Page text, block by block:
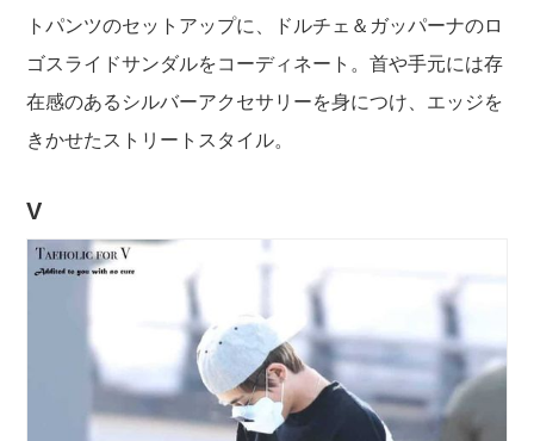
トパンツのセットアップに、ドルチェ＆ガッパーナのロ
ゴスライドサンダルをコーディネート。首や手元には存
在感のあるシルバーアクセサリーを身につけ、エッジを
きかせたストリートスタイル。
V